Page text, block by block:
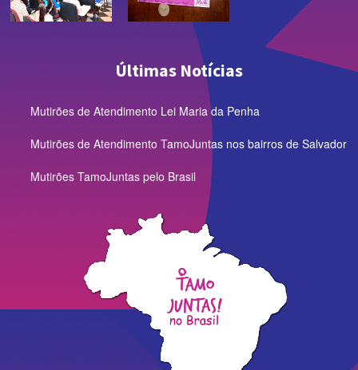
Últimas Notícias
Mutirões de Atendimento Lei Maria da Penha
Mutirões de Atendimento TamoJuntas nos bairros de Salvador
Mutirões TamoJuntas pelo Brasil